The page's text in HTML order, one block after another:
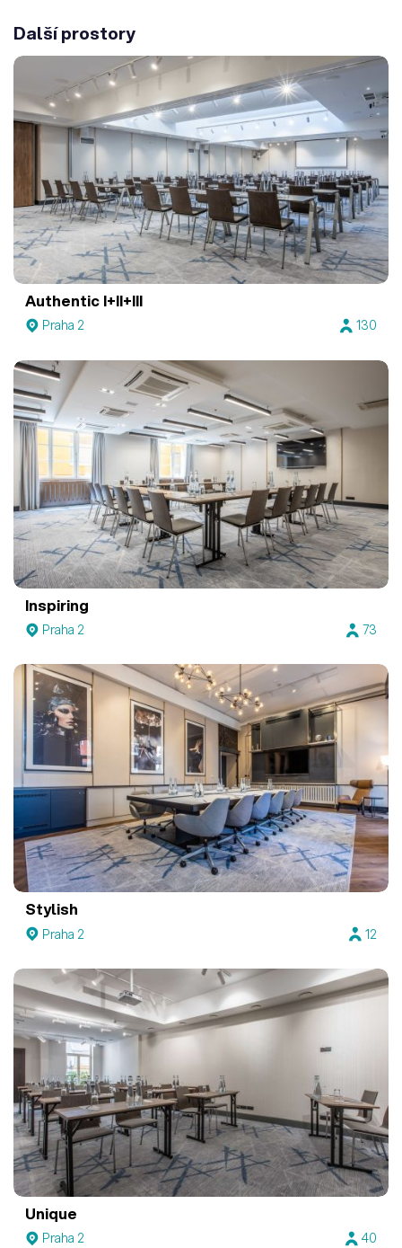
Další prostory
Authentic I+II+III
Praha 2 130
Inspiring
Praha 2 73
Stylish
Praha 2 12
Unique
Praha 2 40